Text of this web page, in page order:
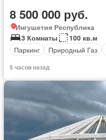
8 500 000 руб.
Ингушетия Республика
3 Комнаты
100 кв.м
Паркинг
Природный Газ
5 часов назад